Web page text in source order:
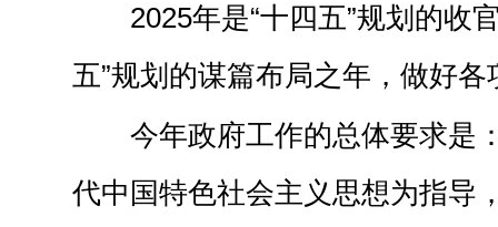
2025年是“十四五”规划的收
五”规划的谋篇布局之年，做好
今年政府工作的总体要求是
代中国特色社会主义思想为指导